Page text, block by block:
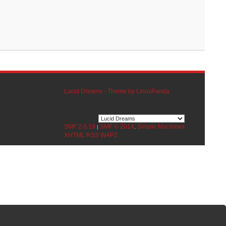
Lucid Dreams - Theme by LinuxPanda
SMF 2.0.19 | SMF © 2014, Simple Machines
XHTML
RSS WAP2